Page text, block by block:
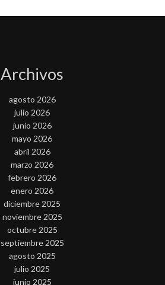
Archivos
agosto 2026
julio 2026
junio 2026
mayo 2026
abril 2026
marzo 2026
febrero 2026
enero 2026
diciembre 2025
noviembre 2025
octubre 2025
septiembre 2025
agosto 2025
julio 2025
junio 2025